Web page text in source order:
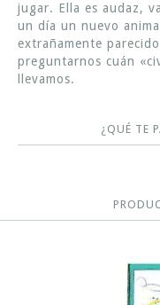
jugar. Ella es audaz,
un día un nuevo
extrañamente
preguntarnos cuán
llevamos.
¿QUÉ TE